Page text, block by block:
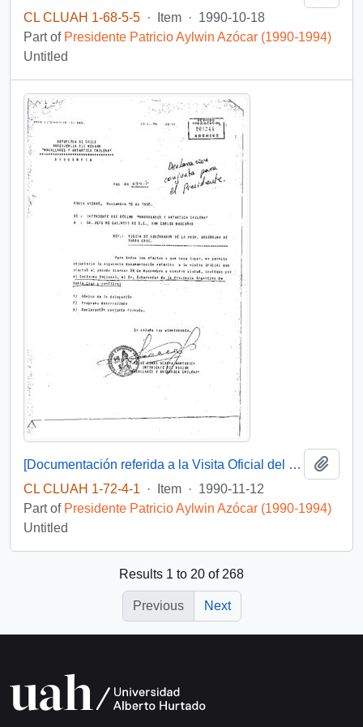
CL CLUAH 1-68-5-5 · Item · 1990-10-18
Part of Presidente Patricio Aylwin Azócar (1990-1994)
Untitled
[Documentación referida a la Visita Oficial del Presidente de la República Argentina a Punta Arenas].
CL CLUAH 1-72-4-1
· Item · 1990-11-12
Part of Presidente Patricio Aylwin Azócar (1990-1994)
Untitled
Results 1 to 20 of 268
Previous Next